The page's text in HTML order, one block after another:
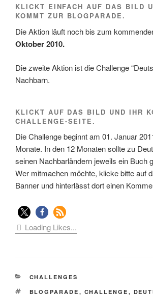
KLICKT EINFACH AUF DAS BILD
KOMMT ZUR BLOGPARADE.
Die Aktion läuft noch bis zum
Oktober 2010.
Die zweite Aktion ist die Challenge
Nachbarn.
KLICKT AUF DAS BILD UND IHR
CHALLENGE-SEITE.
Die Challenge beginnt am 01. Januar
Monate. In den 12 Monaten sollte zu
seinen Nachbarländern jeweils ein Buch
Wer mitmachen möchte, klicke bitte auf
Banner und hinterlässt dort einen
Loading Likes...
KATEGORIEN
CHALLENGES
SCHLAGWÖRTER
BLOGPARADE , CHALLENGE ,